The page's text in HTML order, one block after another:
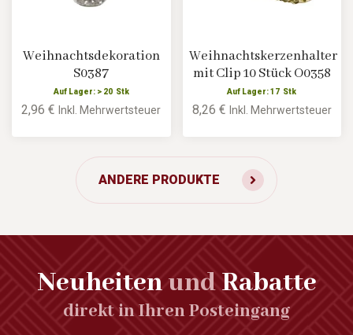
Weihnachtsdekoration
S0387
Auf Lager: > 20 Stk
2,96 €Inkl. Mehrwertsteuer
Weihnachtskerzenhalter
mit Clip 10 Stück O0358
Auf Lager: 17 Stk
8,26 € Inkl. Mehrwertsteuer
ANDERE PRODUKTE
NeuheitenundRabatte
direkt in Ihren Posteingang